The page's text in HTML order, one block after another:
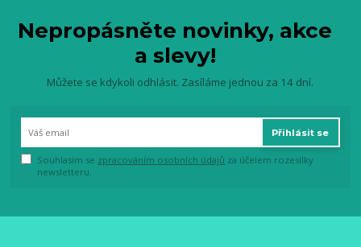
Nepropásněte novinky, akce
a slevy!
Můžete se kdykoli odhlásit. Zasíláme jednou za 14 dní.
Přihlásit se
Souhlasím se zpracováním osobních údajů za účelem rozesílky
newsletteru.